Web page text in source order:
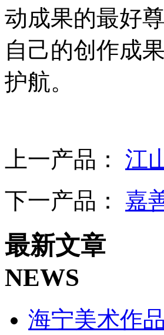
动成果的最好
自己的创作成
护航。
上一产品： 江
下一产品： 嘉
最新文章
NEWS
海宁美术作